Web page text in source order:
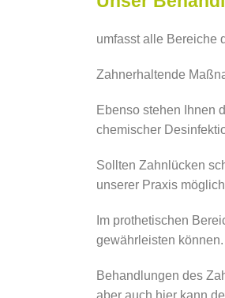
umfasst alle Bereiche
Zahnerhaltende
Ebenso stehen Ihnen
chemischer
Sollten Zahnlücken
unserer Praxis
Im prothetischen
gewährleisten
Behandlungen des
aber auch hier kann